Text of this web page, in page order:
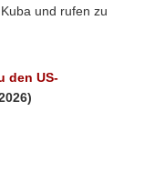
und rufen zu
den US-